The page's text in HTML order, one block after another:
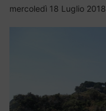
mercoledì 18 Luglio 2018